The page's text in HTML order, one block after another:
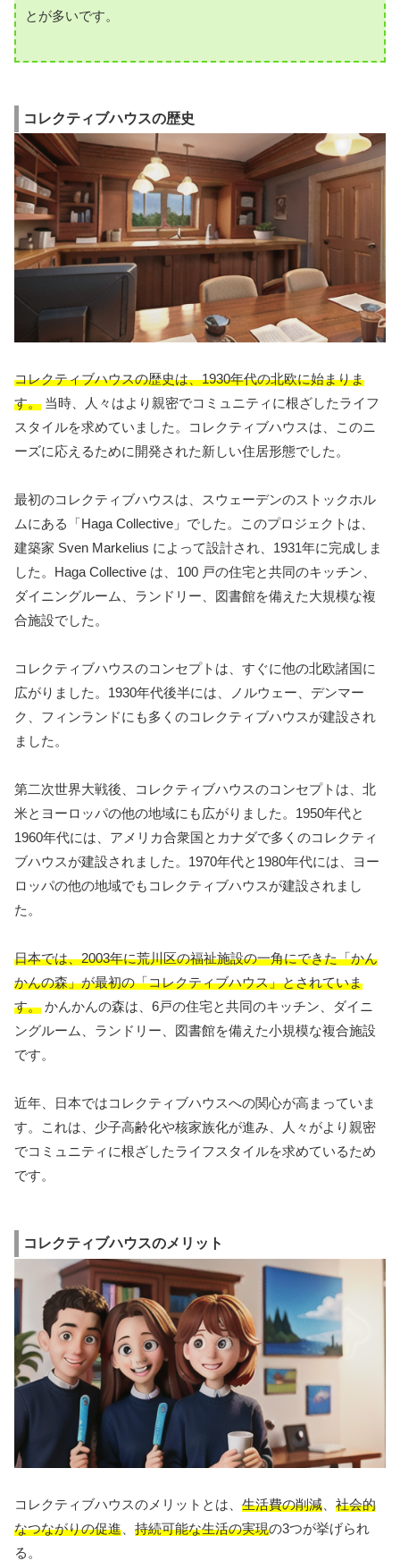
とが多いです。
コレクティブハウスの歴史
コレクティブハウスの歴史は、1930年代の北欧に始まりま
す。 当時、人々はより親密でコミュニティに根ざしたライフ
スタイルを求めていました。コレクティブハウスは、このニ
ーズに応えるために開発された新しい住居形態でした。
最初のコレクティブハウスは、スウェーデンのストックホル
ムにある「Haga Collective」でした。このプロジェクトは、
建築家 Sven Markelius によって設計され、1931年に完成しま
した。Haga Collective は、100 戸の住宅と共同のキッチン、
ダイニングルーム、ランドリー、図書館を備えた大規模な複
合施設でした。
コレクティブハウスのコンセプトは、すぐに他の北欧諸国に
広がりました。1930年代後半には、ノルウェー、デンマー
ク、フィンランドにも多くのコレクティブハウスが建設され
ました。
第二次世界大戦後、コレクティブハウスのコンセプトは、北
米とヨーロッパの他の地域にも広がりました。1950年代と
1960年代には、アメリカ合衆国とカナダで多くのコレクティ
ブハウスが建設されました。1970年代と1980年代には、ヨー
ロッパの他の地域でもコレクティブハウスが建設されまし
た。
日本では、2003年に荒川区の福祉施設の一角にできた「かん
かんの森」が最初の「コレクティブハウス」とされていま
す。 かんかんの森は、6戸の住宅と共同のキッチン、ダイニ
ングルーム、ランドリー、図書館を備えた小規模な複合施設
です。
近年、日本ではコレクティブハウスへの関心が高まっていま
す。これは、少子高齢化や核家族化が進み、人々がより親密
でコミュニティに根ざしたライフスタイルを求めているため
です。
コレクティブハウスのメリット
コレクティブハウスのメリットとは、 生活費の削減
社会的
なつながりの促進
持続可能な生活の実現の3つが挙げられ
る。